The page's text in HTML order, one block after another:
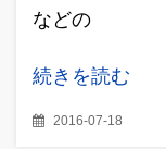
などの
続きを読む
2016-07-18